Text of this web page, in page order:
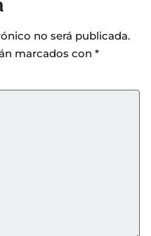
no será publicada.
marcados con *